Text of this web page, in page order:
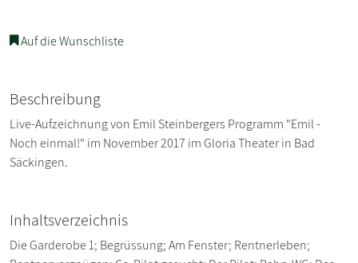
Auf die Wunschliste
Beschreibung
Live-Aufzeichnung von Emil Steinbergers Programm "Emil -
Noch einmal!" im November 2017 im Gloria Theater in Bad
Säckingen.
Inhaltsverzeichnis
Die Garderobe 1; Begrüssung; Am Fenster; Rentnerleben;